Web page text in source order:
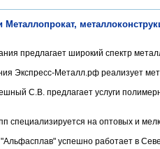
Металлопрокат,
предлагает широкий спектр
Экспресс-Металл.рф реализует
С.В. предлагает услуги
специализируется на оптовых и
успешно работает в